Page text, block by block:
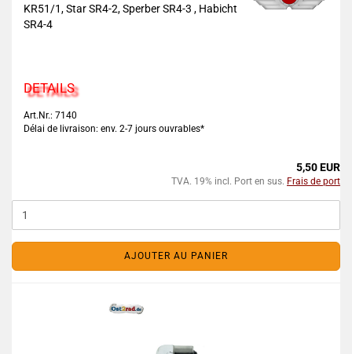
KR51/1, Star SR4-2, Sperber SR4-3 , Habicht
SR4-4
DETAILS
Art.Nr.: 7140
Délai de livraison: env. 2-7 jours ouvrables*
5,50 EUR
TVA. 19% incl. Port en sus. Frais de port
AJOUTER AU PANIER